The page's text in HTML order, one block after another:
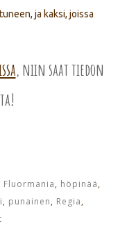
ja kaksi, joissa
, niin saat tiedon
Fluormania, höpinää,
, punainen, Regia,